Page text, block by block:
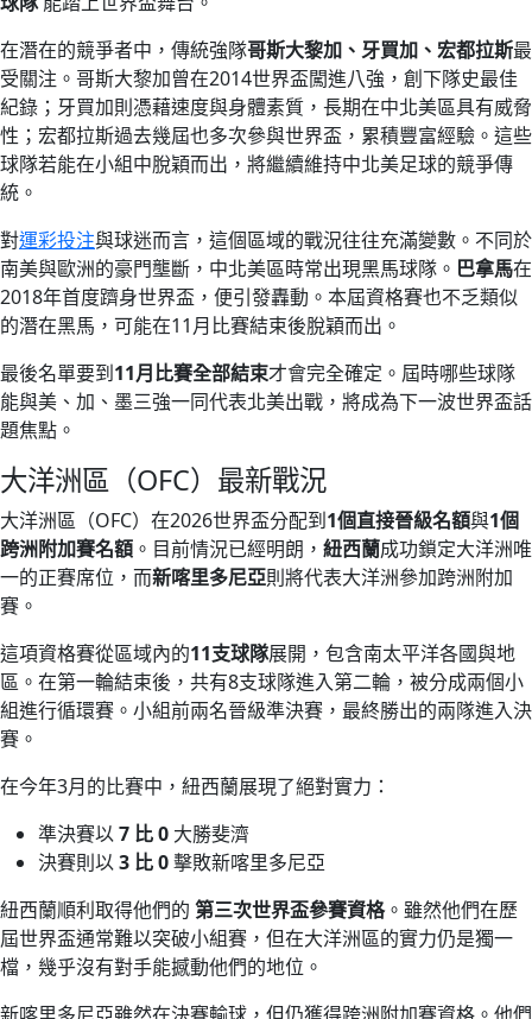
在潛在的競爭者中，傳統強隊哥斯大黎加、牙買加、宏都拉斯最
受關注。哥斯大黎加曾在2014世界盃闖進八強，創下隊史最佳
紀錄；牙買加則憑藉速度與身體素質，長期在中北美區具有威脅
性；宏都拉斯過去幾屆也多次參與世界盃，累積豐富經驗。這些
球隊若能在小組中脫穎而出，將繼續維持中北美足球的競爭傳
統。
對運彩投注與球迷而言，這個區域的戰況往往充滿變數。不同於
南美與歐洲的豪門壟斷，中北美區時常出現黑馬球隊。 巴拿馬在
2018年首度躋身世界盃，便引發轟動。本屆資格賽也不乏類似
的潛在黑馬，可能在11月比賽結束後脫穎而出。
最後名單要到11月比賽全部結束才會完全確定。屆時哪些球隊
能與美、加、墨三強一同代表北美出戰，將成為下一波世界盃話
題焦點。
大洋洲區（OFC）最新戰況
大洋洲區（OFC）在2026世界盃分配到1個直接晉級名額與1個
跨洲附加賽名額 。目前情況已經明朗， 紐西蘭成功鎖定大洋洲唯
一的正賽席位，而新喀里多尼亞則將代表大洋洲參加跨洲附加
賽。
這項資格賽從區域內的11支球隊展開，包含南太平洋各國與地
區。在第一輪結束後，共有8支球隊進入第二輪，被分成兩個小
組進行循環賽。小組前兩名晉級準決賽，最終勝出的兩隊進入決
賽。
在今年3月的比賽中，紐西蘭展現了絕對實力：
準決賽以7 比 0 大勝斐濟
決賽則以3 比 0擊敗新喀里多尼亞
紐西蘭順利取得他們的 第三次世界盃參賽資格。雖然他們在歷
屆世界盃通常難以突破小組賽，但在大洋洲區的實力仍是獨一
檔，幾乎沒有對手能撼動他們的地位。